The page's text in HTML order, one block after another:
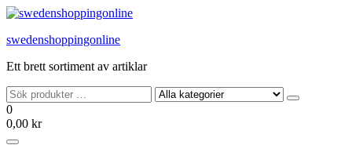
Hoppa
innehållet
swedenshoppingonline
Ett brett sortiment av artiklar
0
0,00 kr